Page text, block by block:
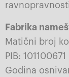
ravnopravnosti
Fabrika
Matični broj
PIB: 101100671
Godina